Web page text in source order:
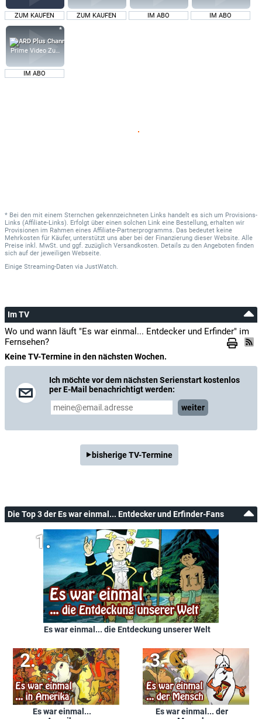
ZUM KAUFEN ZUM KAUFEN IM ABO IM ABO
Prime Video Zusatz-Kanäle
IM ABO
* Bei den mit einem Sternchen gekennzeichneten Links handelt es sich um Provisions-
Links (Affiliate-Links). Erfolgt über einen solchen Link eine Bestellung, erhalten wir
Provisionen im Rahmen eines Affiliate-Partnerprogramms. Das bedeutet keine
Mehrkosten für Käufer, unterstützt uns aber bei der Finanzierung dieser Website. Alle
Preise inkl. MwSt. und ggf. zuzüglich Versandkosten. Details zu den Angeboten finden
sich auf der jeweiligen Webseite.
Einige Streaming-Daten via JustWatch.
Im TV
Wo und wann läuft "Es war einmal... Entdecker und Erfinder" im
Fernsehen?
Keine TV-Termine in den nächsten Wochen.
Ich möchte vor dem nächsten Serienstart kostenlos
per E-Mail benachrichtigt werden:
weiter
bisherige TV-Termine
Die Top 3 der Es war einmal... Entdecker und Erfinder-Fans
Es war einmal... die Entdeckung unserer Welt
Es war einmal...
Es war einmal... der